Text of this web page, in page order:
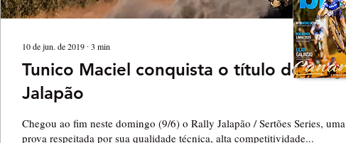
10 de jun. de 2019 ∙ 3 min
Tunico Maciel conquista o título do Rally
Jalapão
Chegou ao fim neste domingo (9/6) o Rally Jalapão / Sertões Series, uma
prova respeitada por sua qualidade técnica, alta competitividade...